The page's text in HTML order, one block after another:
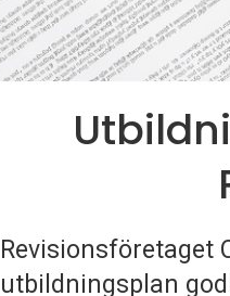
Revisionsföretaget
utbildningsplan